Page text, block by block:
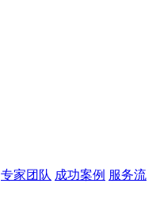
专家团队 成功案例 服务流